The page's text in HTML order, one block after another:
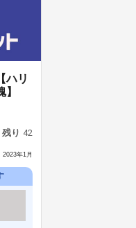
ハリ
残り 42
2023年1月